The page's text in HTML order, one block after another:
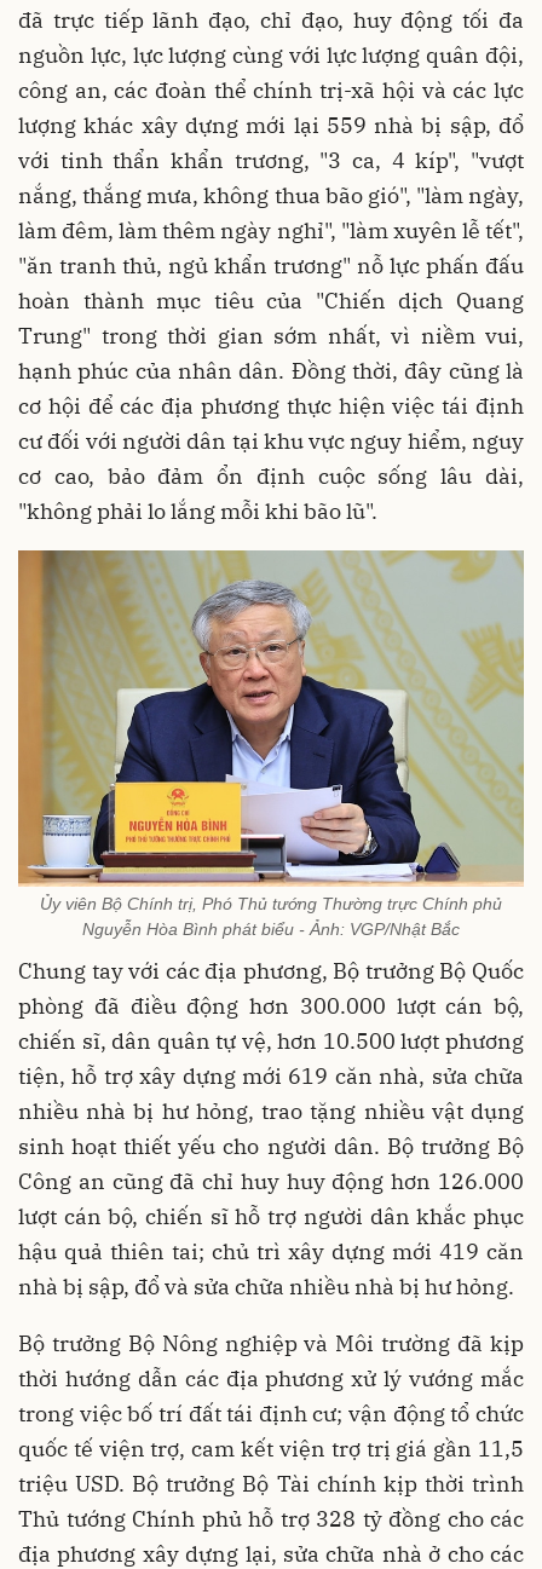
đã trực tiếp lãnh đạo, chỉ đạo, huy động tối đa
nguồn lực, lực lượng cùng với lực lượng quân đội,
công an, các đoàn thể chính trị-xã hội và các lực
lượng khác xây dựng mới lại 559 nhà bị sập, đổ
với tinh thẩn khẩn trương, "3 ca, 4 kíp", "vượt
nắng, thắng mưa, không thua bão gió", "làm ngày,
làm đêm, làm thêm ngày nghỉ", "làm xuyên lễ tết",
"ăn tranh thủ, ngủ khẩn trương" nỗ lực phấn đấu
hoàn thành mục tiêu của "Chiến dịch Quang
Trung" trong thời gian sớm nhất, vì niềm vui,
hạnh phúc của nhân dân. Đồng thời, đây cũng là
cơ hội để các địa phương thực hiện việc tái định
cư đối với người dân tại khu vực nguy hiểm, nguy
cơ cao, bảo đảm ổn định cuộc sống lâu dài,
"không phải lo lắng mỗi khi bão lũ".
Ủy viên Bộ Chính trị, Phó Thủ tướng Thường trực Chính phủ
Nguyễn Hòa Bình phát biểu - Ảnh: VGP/Nhật Bắc
Chung tay với các địa phương, Bộ trưởng Bộ Quốc
phòng đã điều động hơn 300.000 lượt cán bộ,
chiến sĩ, dân quân tự vệ, hơn 10.500 lượt phương
tiện, hỗ trợ xây dựng mới 619 căn nhà, sửa chữa
nhiều nhà bị hư hỏng, trao tặng nhiều vật dụng
sinh hoạt thiết yếu cho người dân. Bộ trưởng Bộ
Công an cũng đã chỉ huy huy động hơn 126.000
lượt cán bộ, chiến sĩ hỗ trợ người dân khắc phục
hậu quả thiên tai; chủ trì xây dựng mới 419 căn
nhà bị sập, đổ và sửa chữa nhiều nhà bị hư hỏng.
Bộ trưởng Bộ Nông nghiệp và Môi trường đã kịp
thời hướng dẫn các địa phương xử lý vướng mắc
trong việc bố trí đất tái định cư; vận động tổ chức
quốc tế viện trợ, cam kết viện trợ trị giá gần 11,5
triệu USD. Bộ trưởng Bộ Tài chính kịp thời trình
Thủ tướng Chính phủ hỗ trợ 328 tỷ đồng cho các
địa phương xây dựng lại, sửa chữa nhà ở cho các